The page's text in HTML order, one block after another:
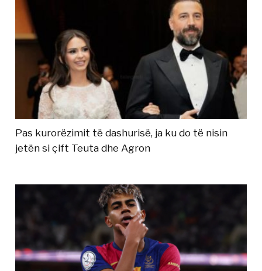
Pas kurorëzimit të dashurisë, ja ku do të nisin
jetën si çift Teuta dhe Agron